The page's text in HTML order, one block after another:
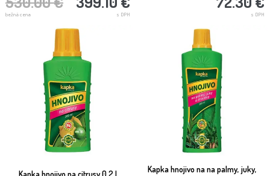
bežná cena s DPH s DPH
Kapka hnojivo na citrusy 0,2 l
Kapka hnojivo na na palmy, juky,